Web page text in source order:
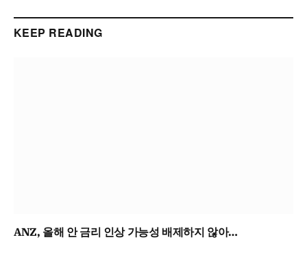
KEEP READING
ANZ, 올해 안 금리 인상 가능성 배제하지 않아…